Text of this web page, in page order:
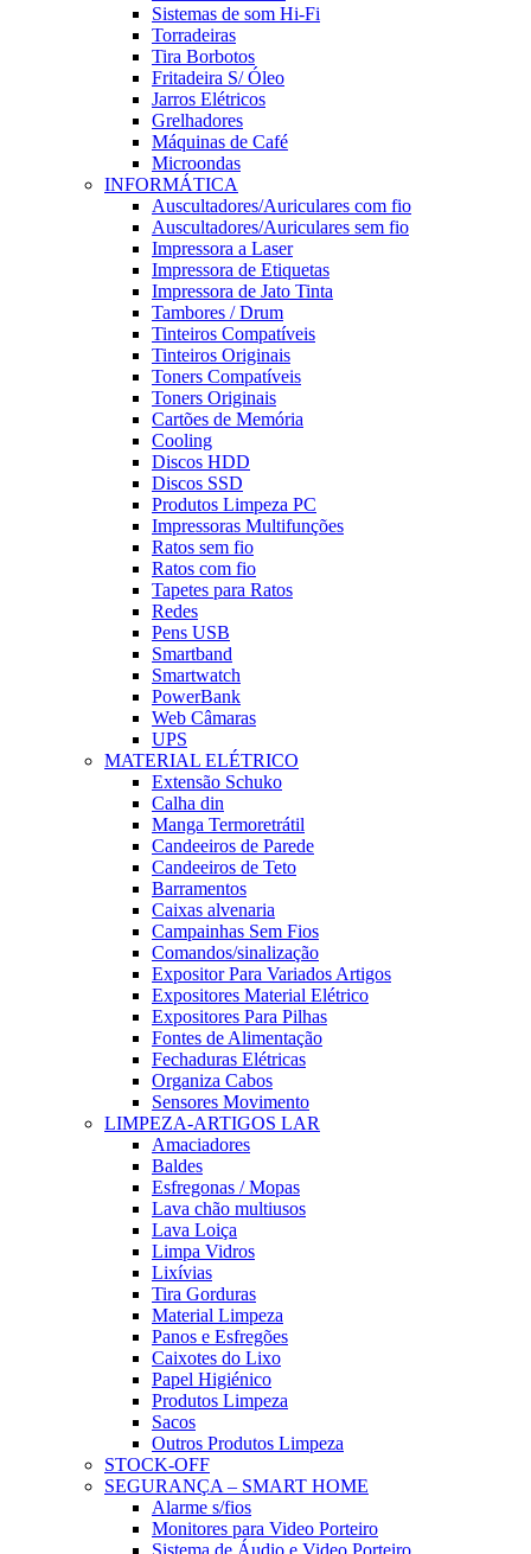
Sistemas de som Hi-Fi
Torradeiras
Tira Borbotos
Fritadeira S/ Óleo
Jarros Elétricos
Grelhadores
Máquinas de Café
Microondas
INFORMÁTICA
Auscultadores/Auriculares com fio
Auscultadores/Auriculares sem fio
Impressora a Laser
Impressora de Etiquetas
Impressora de Jato Tinta
Tambores / Drum
Tinteiros Compatíveis
Tinteiros Originais
Toners Compatíveis
Toners Originais
Cartões de Memória
Cooling
Discos HDD
Discos SSD
Produtos Limpeza PC
Impressoras Multifunções
Ratos sem fio
Ratos com fio
Tapetes para Ratos
Redes
Pens USB
Smartband
Smartwatch
PowerBank
Web Câmaras
UPS
MATERIAL ELÉTRICO
Extensão Schuko
Calha din
Manga Termoretrátil
Candeeiros de Parede
Candeeiros de Teto
Barramentos
Caixas alvenaria
Campainhas Sem Fios
Comandos/sinalização
Expositor Para Variados Artigos
Expositores Material Elétrico
Expositores Para Pilhas
Fontes de Alimentação
Fechaduras Elétricas
Organiza Cabos
Sensores Movimento
LIMPEZA-ARTIGOS LAR
Amaciadores
Baldes
Esfregonas / Mopas
Lava chão multiusos
Lava Loiça
Limpa Vidros
Lixívias
Tira Gorduras
Material Limpeza
Panos e Esfregões
Caixotes do Lixo
Papel Higiénico
Produtos Limpeza
Sacos
Outros Produtos Limpeza
STOCK-OFF
SEGURANÇA – SMART HOME
Alarme s/fios
Monitores para Video Porteiro
Sistema de Áudio e Video Porteiro